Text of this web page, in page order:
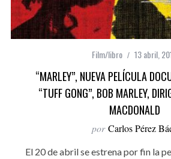
Film/libro 13 abril,
“MARLEY”, NUEVA PELÍCULA
“TUFF GONG”, BOB MARLEY,
MACDONALD
por Carlos Pérez
El 20 de abril se estrena por fin la